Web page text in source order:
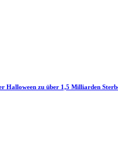
Halloween zu über 1,5 Milliarden